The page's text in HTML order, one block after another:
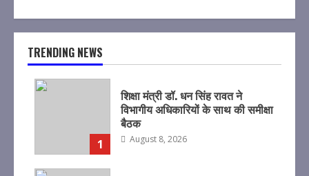
TRENDING NEWS
1
शिक्षा मंत्री डॉ. धन सिंह रावत ने
विभागीय अधिकारियों के साथ की समीक्षा
बैठक
August 8, 2026